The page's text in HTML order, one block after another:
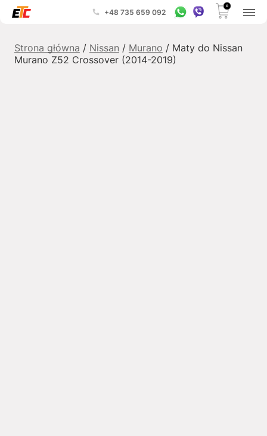
+48 735 659 092
0
Strona główna / Nissan / Murano / Maty do Nissan
Murano Z52 Crossover (2014-2019)